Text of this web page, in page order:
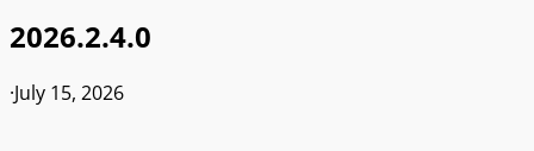
2026.2.4.0
·July 15, 2026